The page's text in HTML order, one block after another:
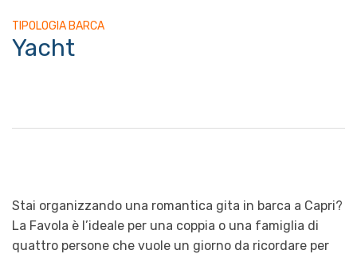
TIPOLOGIA BARCA
Yacht
Stai organizzando una romantica gita in barca a Capri?
La Favola è l’ideale per una coppia o una famiglia di
quattro persone che vuole un giorno da ricordare per